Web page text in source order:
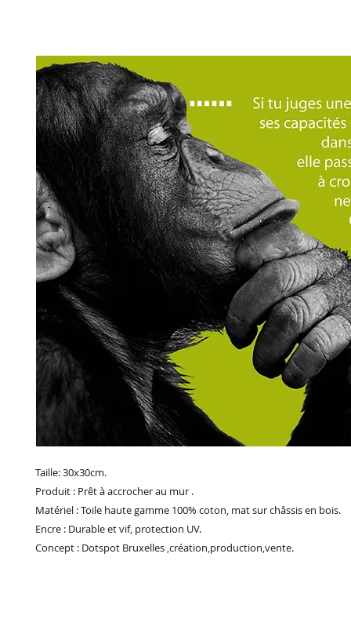
Taille: 30x30cm.
Produit : Prêt à accrocher au mur .
Matériel : Toile haute gamme 100% coton, mat sur châssis en bois.
Encre : Durable et vif, protection UV.
Concept : Dotspot Bruxelles ,création,production,vente.